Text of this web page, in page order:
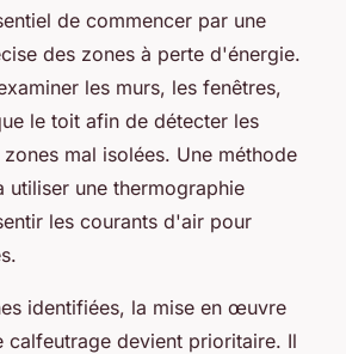
de commencer par une
des zones à perte d'énergie.
les murs, les fenêtres,
le toit afin de détecter les
mal isolées. Une méthode
utiliser une thermographie
les courants d'air pour
identifiées, la mise en œuvre
calfeutrage devient prioritaire. Il